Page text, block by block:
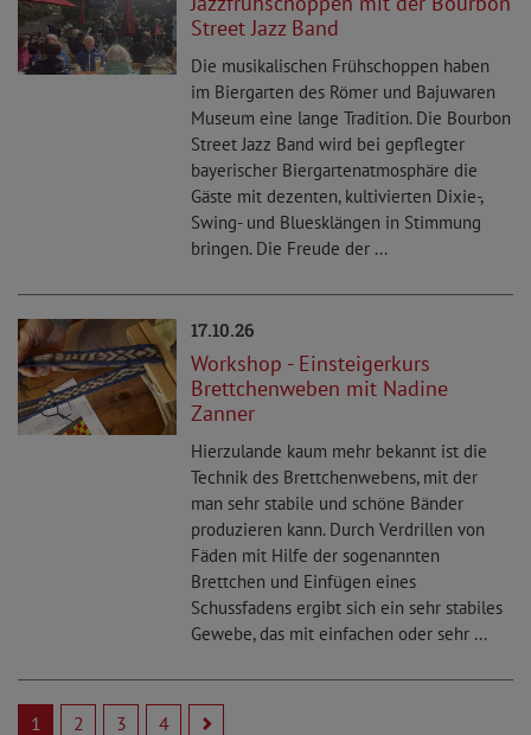
Street Jazz Band
Die musikalischen Frühschoppen haben
im Biergarten des Römer und Bajuwaren
Museum eine lange Tradition. Die Bourbon
Street Jazz Band wird bei gepflegter
bayerischer Biergartenatmosphäre die
Gäste mit dezenten, kultivierten Dixie-,
Swing- und Bluesklängen in Stimmung
bringen. Die Freude der ...
17.10.26
Workshop - Einsteigerkurs
Brettchenweben mit Nadine
Zanner
Hierzulande kaum mehr bekannt ist die
Technik des Brettchenwebens, mit der
man sehr stabile und schöne Bänder
produzieren kann. Durch Verdrillen von
Fäden mit Hilfe der sogenannten
Brettchen und Einfügen eines
Schussfadens ergibt sich ein sehr stabiles
Gewebe, das mit einfachen oder sehr ...
1 2 3 4